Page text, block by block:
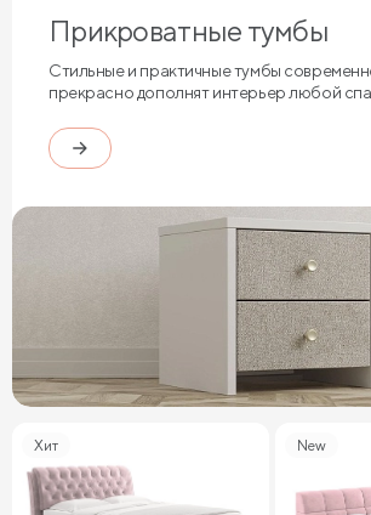
Прикроватные тумбы
Стильные и практичные тумбы
прекрасно дополнят интерьер любой
Хит New